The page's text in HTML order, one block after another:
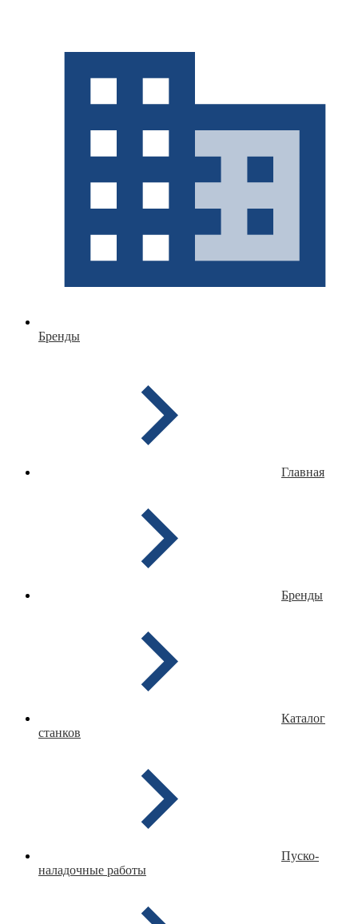
Бренды
Главная
Бренды
Каталог
станков
Пуско-
наладочные работы